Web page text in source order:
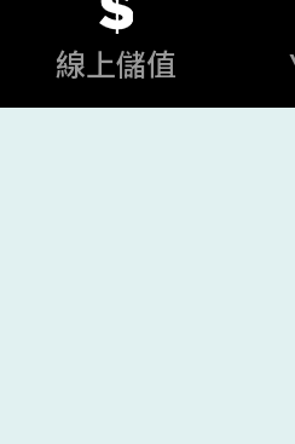
線上儲值